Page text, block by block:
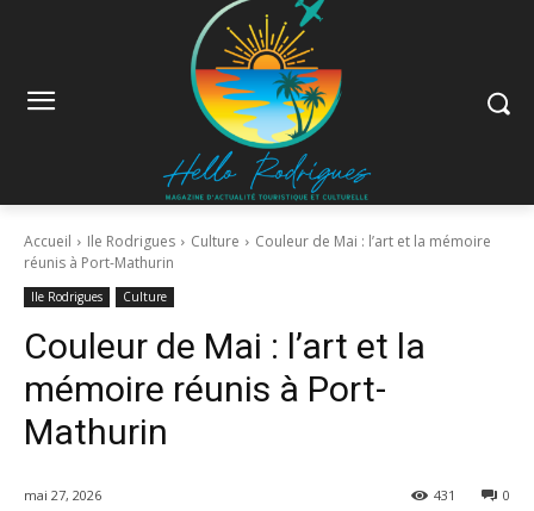
Accueil Ile Rodrigues Culture
Couleur de Mai : l’art et la mémoire
réunis à Port-Mathurin
Ile Rodrigues Culture
Couleur de Mai : l’art et la
mémoire réunis à Port-
Mathurin
mai 27, 2026 0
431